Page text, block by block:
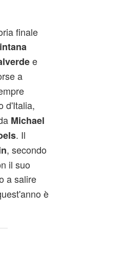
finale
e
a
d'Italia,
Michael
. Il
, secondo
il suo
a salire
è